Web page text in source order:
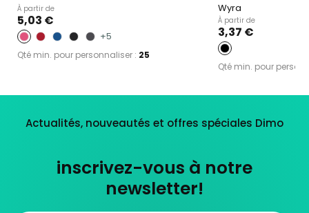
À partir de
5,03 €
+5
Qté min. pour personnaliser : 25
Wyra
À partir de
3,37 €
Qté min. pour
Actualités, nouveautés et offres spéciales Dimo
inscrivez-vous à notre
newsletter!